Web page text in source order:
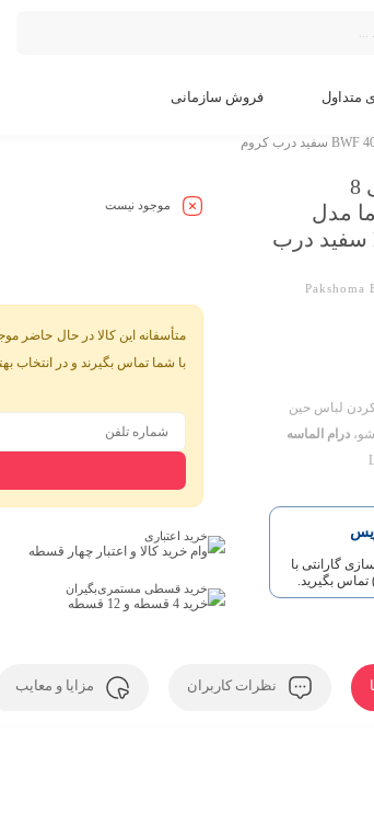
متداول فروش سازمانی
ماشین لباسشویی 8
مدل
BWF 40804 iWT سفید درب
Pakshoma
کردن لباس حین
درام الماسه
گارانتی با
موجود نیست
متأسفانه این کالا در حال حاضر
با شما تماس بگیرند و در انتخاب
خرید اعتباری
وام خرید کالا و اعتبار چهار قسطه
خرید قسطی مستمری‌بگیران
خرید 4 قسطه و 12 قسطه
نظرات کاربران مزایا و معایب